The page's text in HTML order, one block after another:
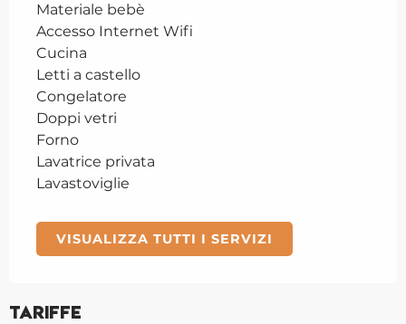
Materiale bebè
Accesso Internet Wifi
Cucina
Letti a castello
Congelatore
Doppi vetri
Forno
Lavatrice privata
Lavastoviglie
VISUALIZZA TUTTI I SERVIZI
Tariffe